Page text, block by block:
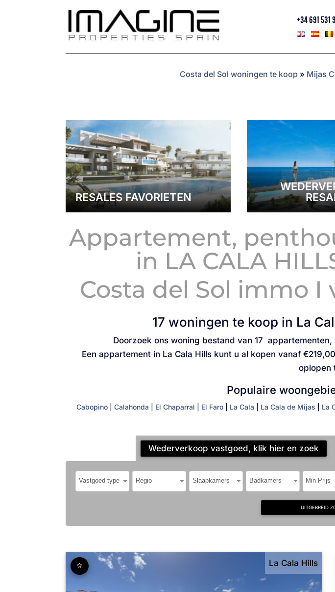
+34 691 531
Costa del Sol woningen te koop » Mijas
RESALES FAVORIETEN
Appartement,
in LA CALA
Costa del Sol immo
17 woningen te koop in La
Doorzoek ons woning bestand van 17
Een appartement in La Cala Hills kunt u al kopen vanaf
oplopen
Populaire
Cabopino| Calahonda El Chaparral El Faro| La Cala La Cala de Mijas La
Wederverkoop vastgoed, klik hier en zoek
Vastgoed type Regio Slaapkamers Badkamers Min Prijs
UITGEBREID
La Cala Hills